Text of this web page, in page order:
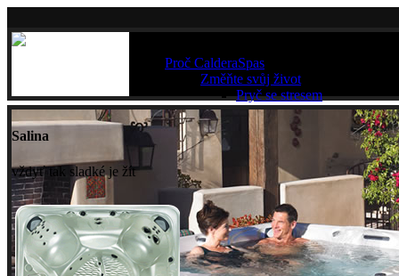
Proč CalderaSpas
Změňte svůj život
Pryč se stresem
Potřebujete kondici
Zpomalte svůj život
Naprosté pohodlí
Pohodlná sedadla
Masážní trysky
Relaxační místa
Kruhová terapie
Všemi smysly
Dokonalá funkce
Velmi tichý provoz
Snadná údržba
Salina
vždyť tak sladké je žít